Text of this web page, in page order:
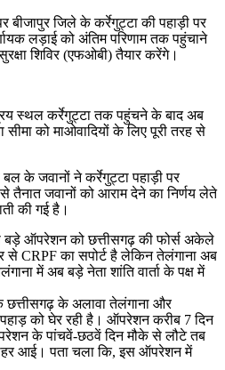
बीजापुर जिले के कर्रेगुट्टा की पहाड़ी पर
लड़ाई को अंतिम परिणाम तक पहुंचाने
शिविर (एफओबी) तैयार करेंगे।
स्थल कर्रेगुट्टा तक पहुंचने के बाद अब
को माओवादियों के लिए पूरी तरह से
के जवानों ने कर्रेगुट्टा पहाड़ी पर
तैनात जवानों को आराम देने का निर्णय लेते
की गई है।
ऑपरेशन को छत्तीसगढ़ की फोर्स अकेले
से CRPF का सपोर्ट है लेकिन तेलंगाना अब
में अब बड़े नेता शांति वार्ता के पक्ष में
के अलावा तेलंगाना और
पहाड़ को घेर रही है। ऑपरेशन करीब 7 दिन
के पांचवें-छठवें दिन मौके से लौटे तब
आई। पता चला कि, इस ऑपरेशन में